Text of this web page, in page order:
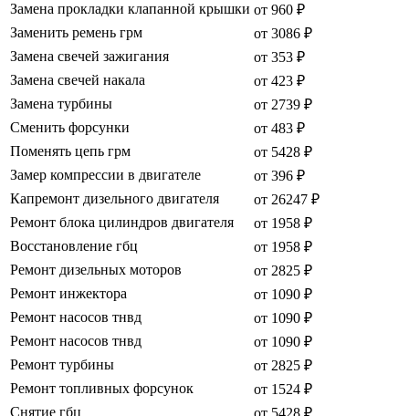
Замена прокладки клапанной крышки от 960 ₽
Заменить ремень грм
от 3086 ₽
Замена свечей зажигания
от 353 ₽
Замена свечей накала
от 423 ₽
Замена турбины
от 2739 ₽
Сменить форсунки
от 483 ₽
Поменять цепь грм
от 5428 ₽
Замер компрессии в двигателе
от 396 ₽
Капремонт дизельного двигателя
от 26247 ₽
Ремонт блока цилиндров двигателя
от 1958 ₽
Восстановление гбц
от 1958 ₽
Ремонт дизельных моторов
от 2825 ₽
Ремонт инжектора
от 1090 ₽
Ремонт насосов тнвд
от 1090 ₽
Ремонт насосов тнвд
от 1090 ₽
Ремонт турбины
от 2825 ₽
Ремонт топливных форсунок
от 1524 ₽
Снятие гбц